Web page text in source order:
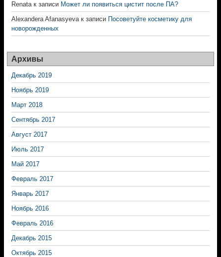
Renataк записи Может ли появиться цистит после ПА?
Alexandera Afanasyevaк записи Посоветуйте косметику для
новорожденных
Архивы
Декабрь 2019
Ноябрь 2019
Март 2018
Сентябрь 2017
Август 2017
Июль 2017
Май 2017
Февраль 2017
Январь 2017
Ноябрь 2016
Февраль 2016
Декабрь 2015
Октябрь 2015